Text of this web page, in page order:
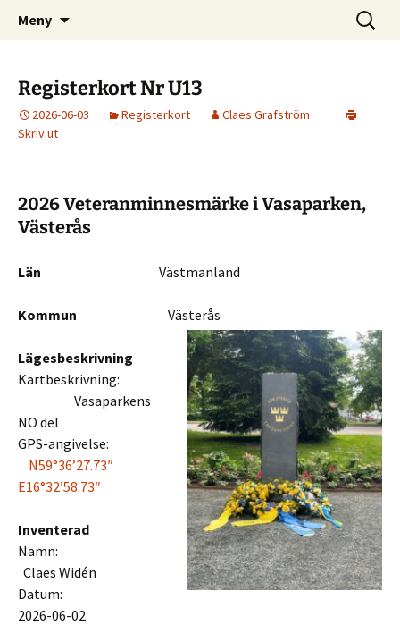
Svenska Militära
minnesmärken
Svenska män och kvinnor i rikets tjänst
Meny
Sök
efter:
Registerkort Nr U13
2026-06-03 Registerkort
Claes Grafström
Skriv ut
2026 Veteranminnesmärke i Vasaparken,
Västerås
Län Västmanland
Kommun Västerås
Lägesbeskrivning
Kartbeskrivning:
Vasaparkens
NO del
GPS-angivelse:
N59°36’27.73″
E16°32’58.73″
Inventerad
Namn:
Claes Widén
Datum:
2026-06-02